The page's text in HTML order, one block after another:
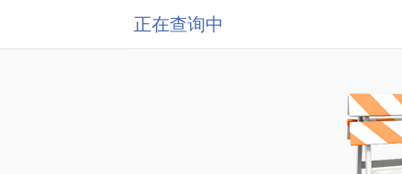
正在查询中